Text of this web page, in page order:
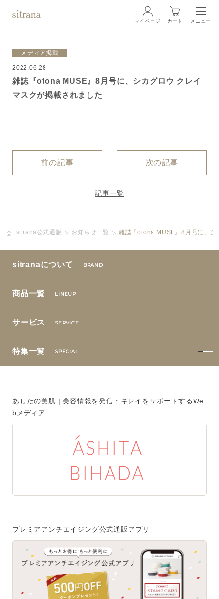
商品一覧 LINEUP
ローション
ボディケア
美容液
化粧下地
よくあるお問い合せ
ギフトラッピングサービス
ベストコスメ受賞履歴
あしたの美肌 | 美容情報を発信・キレイをサポートするWe
bメディア
マイページ カート メニュー
メディア掲載
2022.06.28
雑誌『otona MUSE』8月号に、シカグロウ クレイ
マスクが掲載されました
前の記事 次の記事
記事一覧
sitrana公式通販 お知らせ一覧 雑誌『otona MUSE』8月号に、シ
sitranaについて BRAND
商品一覧 LINEUP
サービス SERVICE
特集一覧 SPECIAL
あしたの美肌 | 美容情報を発信・キレイをサポートするWe
bメディア
プレミアアンチエイジング公式通販アプリ